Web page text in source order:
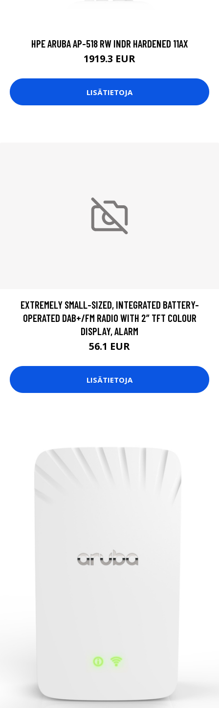
HPE ARUBA AP-518 RW INDR HARDENED 11AX
1919.3 EUR
LISÄTIETOJA
EXTREMELY SMALL-SIZED, INTEGRATED BATTERY-
OPERATED DAB+/FM RADIO WITH 2” TFT COLOUR
DISPLAY, ALARM
56.1 EUR
LISÄTIETOJA